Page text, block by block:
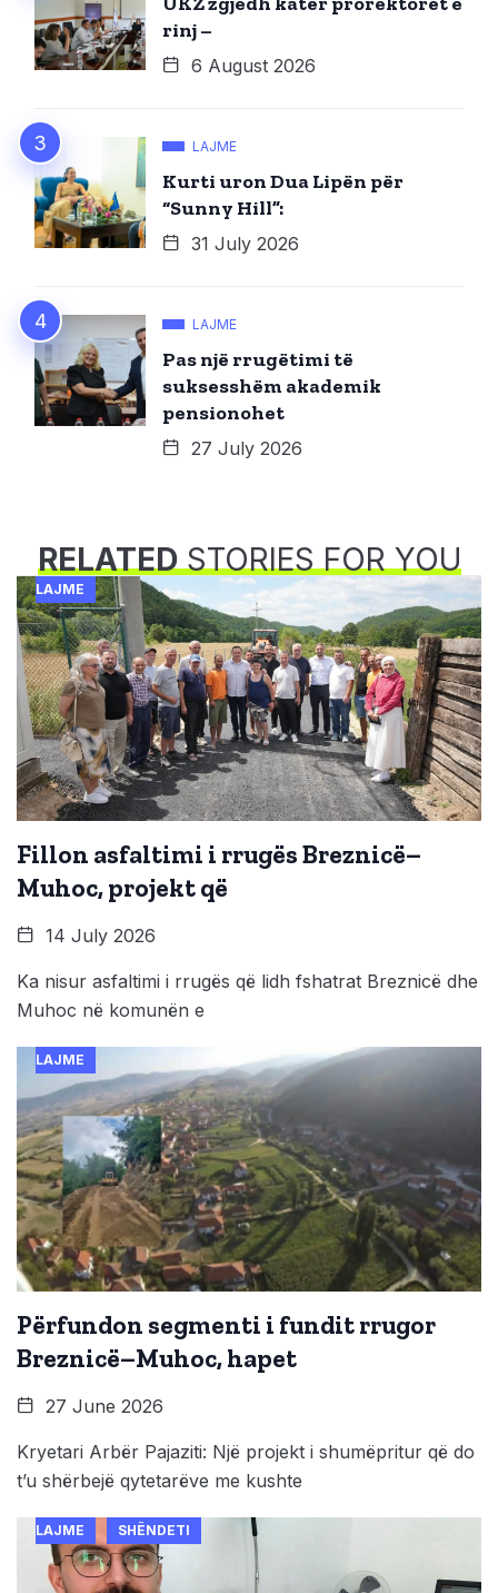
rinj –
6 August 2026
LAJME
Kurti uron Dua Lipën për
“Sunny Hill”:
31 July 2026
LAJME
Pas një rrugëtimi të
suksesshëm akademik
pensionohet
27 July 2026
RELATEDSTORIES FOR YOU
LAJME
Fillon asfaltimi i rrugës Breznicë–
Muhoc, projekt që
14 July 2026
Ka nisur asfaltimi i rrugës që lidh fshatrat Breznicë dhe
Muhoc në komunën e
LAJME
Përfundon segmenti i fundit rrugor
Breznicë–Muhoc, hapet
27 June 2026
Kryetari Arbër Pajaziti: Një projekt i shumëpritur që do
t’u shërbejë qytetarëve me kushte
LAJME SHËNDETI